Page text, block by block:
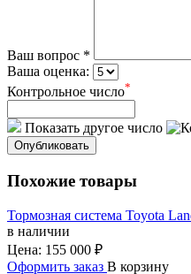
Ваш вопрос *
Ваша оценка:
Контрольное число*
Показать другое число
Опубликовать
Похожие товары
Тормозная система Toyota
в наличии
Цена: 155 000 ₽
Оформить заказ В корзину